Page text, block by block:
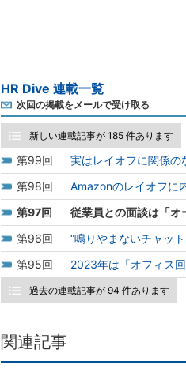
HR Dive 連載一覧
次回の掲載をメールで受け取る
新しい連載記事が 185 件あります
99
実はレイオフに関係の
98
Amazonのレイオフに
97
従業員との面談は「オ
96
“鳴りやまないチャッ
95
2023年は「オフィス
過去の連載記事が 94 件あります
関連記事